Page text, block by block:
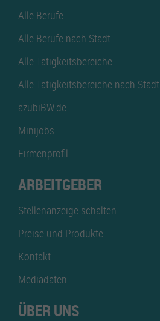
Alle Berufe
Alle Berufe nach Stadt
Alle Tätigkeitsbereiche
Alle Tätigkeitsbereiche nach Stadt
azubiBW.de
Minijobs
Firmenprofil
ARBEITGEBER
Stellenanzeige schalten
Preise und Produkte
Kontakt
Mediadaten
ÜBER UNS